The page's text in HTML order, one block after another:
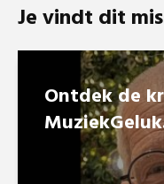
Je vindt dit
Ontdek de